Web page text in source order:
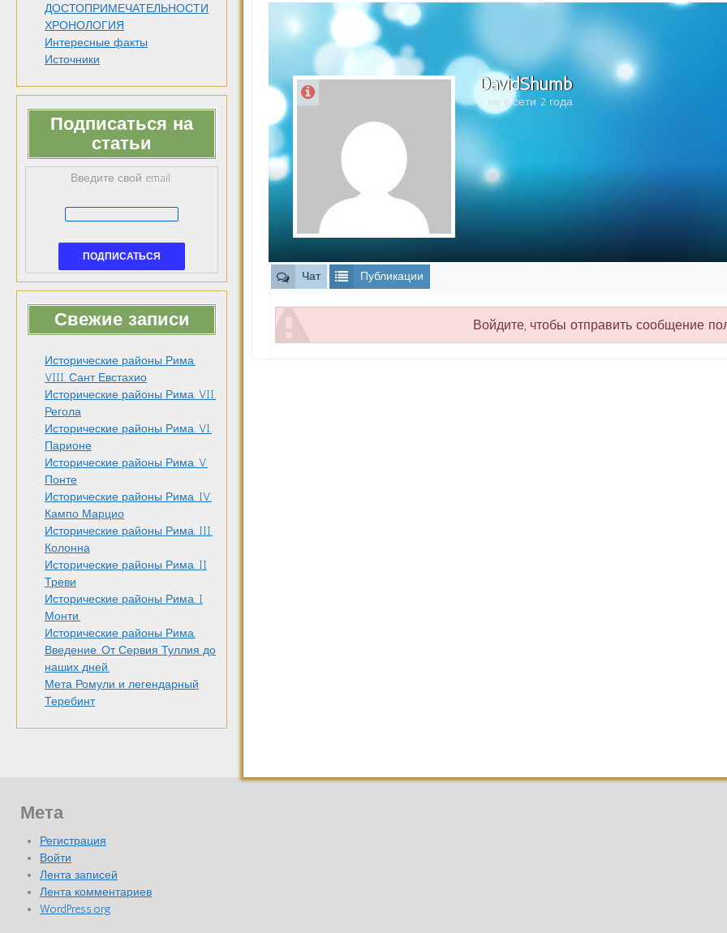
ДОСТОПРИМЕЧАТЕЛЬНОСТИ
ХРОНОЛОГИЯ
Интересные факты
Источники
Подписаться на
статьи
Введите свой email:
Свежие записи
Исторические районы Рима.
VIII. Сант Евстахио
Исторические районы Рима. VII.
Регола
Исторические районы Рима. VI.
Парионе
Исторические районы Рима. V.
Понте
Исторические районы Рима. IV.
Кампо Марцио
Исторические районы Рима. III.
Колонна
Исторические районы Рима. II
Треви
Исторические районы Рима. I
Монти.
Исторические районы Рима.
Введение. От Сервия Туллия до
наших дней.
Мета Ромули и легендарный
Теребинт
DavidShumb
не в сети 2 года
Чат Публикации
Войдите, чтобы отправить сообщение
Мета
Регистрация
Войти
Лента записей
Лента комментариев
WordPress.org